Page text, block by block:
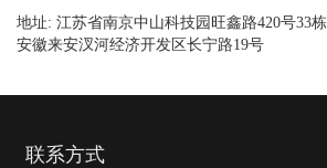
地址: 江苏省南京中山科技园旺鑫路420号33栋
安徽来安汊河经济开发区长宁路19号
联系方式